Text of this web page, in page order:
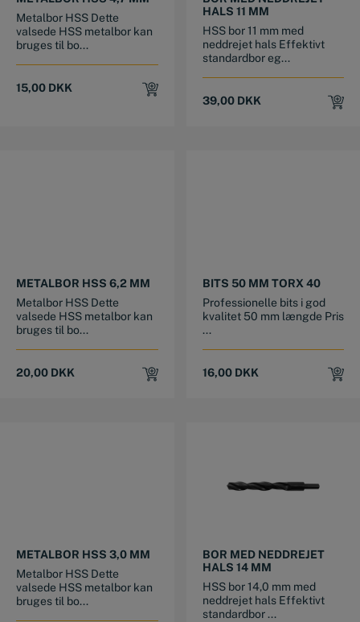
Metalbor HSS Dette
valsede HSS metalbor kan
bruges til bo...
15,00 DKK
HALS 11 MM
HSS bor 11 mm med
neddrejet hals Effektivt
standardbor eg...
39,00 DKK
METALBOR HSS 6,2 MM
Metalbor HSS Dette
valsede HSS metalbor kan
bruges til bo...
20,00 DKK
BITS 50 MM TORX 40
Professionelle bits i god
kvalitet 50 mm længde Pris
...
16,00 DKK
METALBOR HSS 3,0 MM
Metalbor HSS Dette
valsede HSS metalbor kan
bruges til bo...
BOR MED NEDDREJET
HALS 14 MM
HSS bor 14,0 mm med
neddrejet hals Effektivt
standardbor ...